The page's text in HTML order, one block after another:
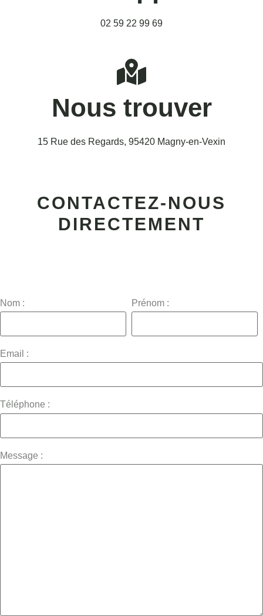
02 59 22 99 69
Nous trouver
15 Rue des Regards, 95420 Magny-en-Vexin
CONTACTEZ-NOUS
DIRECTEMENT
Nom : Prénom :
Email :
Téléphone :
Message :